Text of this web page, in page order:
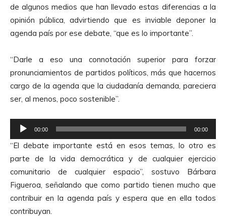
de algunos medios que han llevado estas diferencias a la
opinión pública, advirtiendo que es inviable deponer la
agenda país por ese debate, “que es lo importante”.
“Darle a eso una connotación superior para forzar
pronunciamientos de partidos políticos, más que hacernos
cargo de la agenda que la ciudadanía demanda, pareciera
ser, al menos, poco sostenible”.
e
p
r
o
d
u
c
00:00 00:00
“El debate importante está en esos temas, lo otro es
parte de la vida democrática y de cualquier ejercicio
comunitario de cualquier espacio”, sostuvo Bárbara
Figueroa, señalando que como partido tienen mucho que
contribuir en la agenda país y espera que en ella todos
contribuyan.